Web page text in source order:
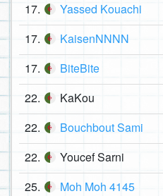
17. Yassed Kouachi
17. KaisenNNNN
17. BiteBite
22. KaKou
22. Bouchbout Sami
22. Youcef Sarni
25. Moh Moh 4145